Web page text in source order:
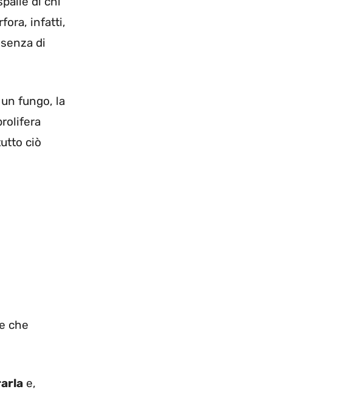
infatti,
di
fungo, la
ciò
che
e,